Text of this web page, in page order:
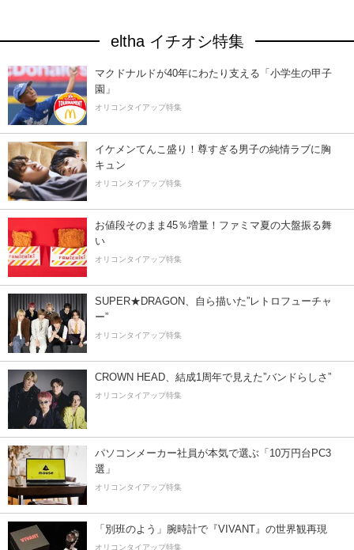
eltha イチオシ特集
マクドナルドが40年にわたり支える「小学生の甲子
園」
オリコンタイアップ特集
イケメンてんこ盛り！尊すぎる男子の純情ラブに胸
キュン
オリコンタイアップ特集
お値段そのまま45％増量！ファミマ夏の大盤振る舞
い
オリコンタイアップ特集
SUPER★DRAGON、自ら描いた”レトロフューチャ
ー”
オリコンタイアップ特集
CROWN HEAD、結成1周年で見えた”バンドらしさ”
オリコンタイアップ特集
パソコンメーカー社員が本気で選ぶ「10万円台PC3
選」
オリコンタイアップ特集
「別班のよう」腕時計で『VIVANT』の世界観再現
オリコンタイアップ特集